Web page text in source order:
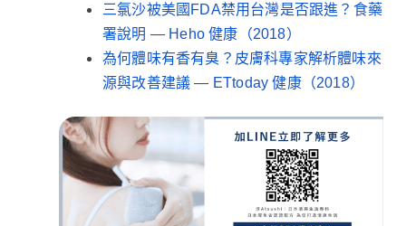
三氯沙被美國FDA禁用台灣是否跟進？食藥
署說明 — Heho 健康（2018）
為何體味有香有臭？皮膚科專家解析體味來
源與改善建議 — ETtoday 健康（2018）